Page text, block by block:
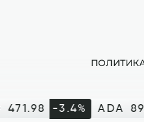
471.98 -3.4% ADA